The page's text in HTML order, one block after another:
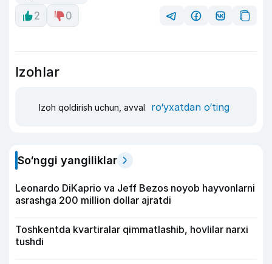
2
0
Izohlar
Izoh qoldirish uchun, avval ro‘yxatdan o‘ting
So‘nggi yangiliklar
Leonardo DiKaprio va Jeff Bezos noyob hayvonlarni
asrashga 200 million dollar ajratdi
Toshkentda kvartiralar qimmatlashib, hovlilar narxi
tushdi